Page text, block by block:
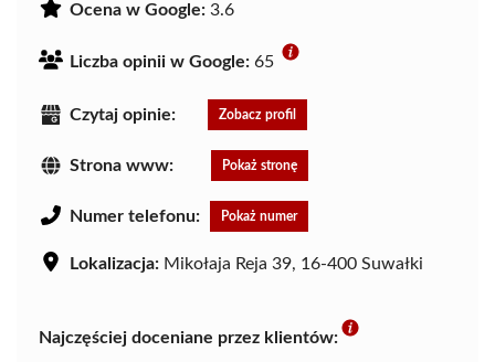
Ocena w Google: 3.6
Liczba opinii w Google: 65
Czytaj opinie: Zobacz profil
Strona www: Pokaż stronę
Numer telefonu: Pokaż numer
Lokalizacja: Mikołaja Reja 39, 16-400 Suwałki
Najczęściej doceniane przez klientów: